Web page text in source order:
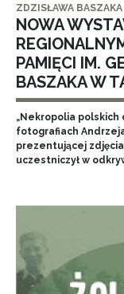
ZDZISŁAWA BASZAKA
NOWA
PAMIĘCI IM.
BASZAKA W
„Nekropolia
fotografiach
prezentującej
uczestniczył w